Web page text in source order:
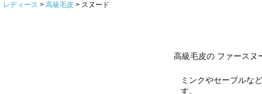
レディース 高級毛皮 スヌード
高級毛皮の ファースヌ
ミンクやセーブルな
す。